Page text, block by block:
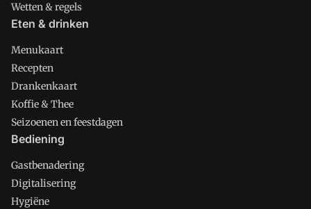
Wetten & regels
Eten & drinken
Menukaart
Recepten
Drankenkaart
Koffie & Thee
Seizoenen en feestdagen
Bediening
Gastbenadering
Digitalisering
Hygiëne